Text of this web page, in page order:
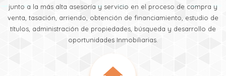
junto a la más alta asesoría y servicio en el proceso de compra y
venta, tasación, arriendo, obtención de financiamiento, estudio de
títulos, administración de propiedades, búsqueda y desarrollo de
oportunidades Inmobiliarias.